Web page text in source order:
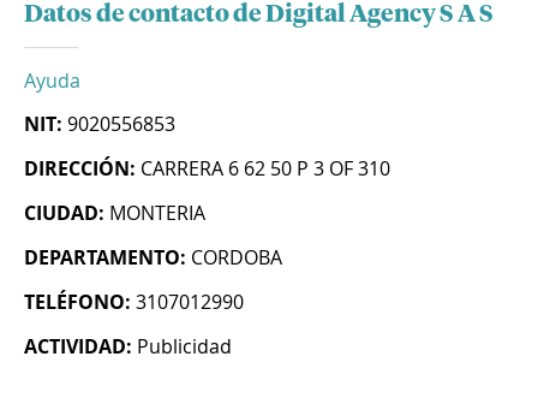
Datos de contacto de Digital Agency S A S
Ayuda
NIT: 9020556853
DIRECCIÓN: CARRERA 6 62 50 P 3 OF 310
CIUDAD: MONTERIA
DEPARTAMENTO: CORDOBA
TELÉFONO: 3107012990
ACTIVIDAD: Publicidad